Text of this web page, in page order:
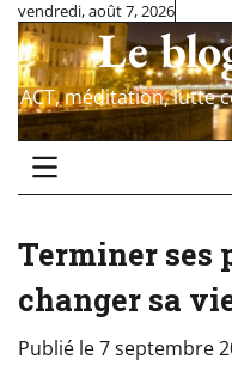
Skip
content
vendredi, août 7, 2026
Le
ACT, méditation, lutte
Terminer ses
changer sa
Publié le7 septembre